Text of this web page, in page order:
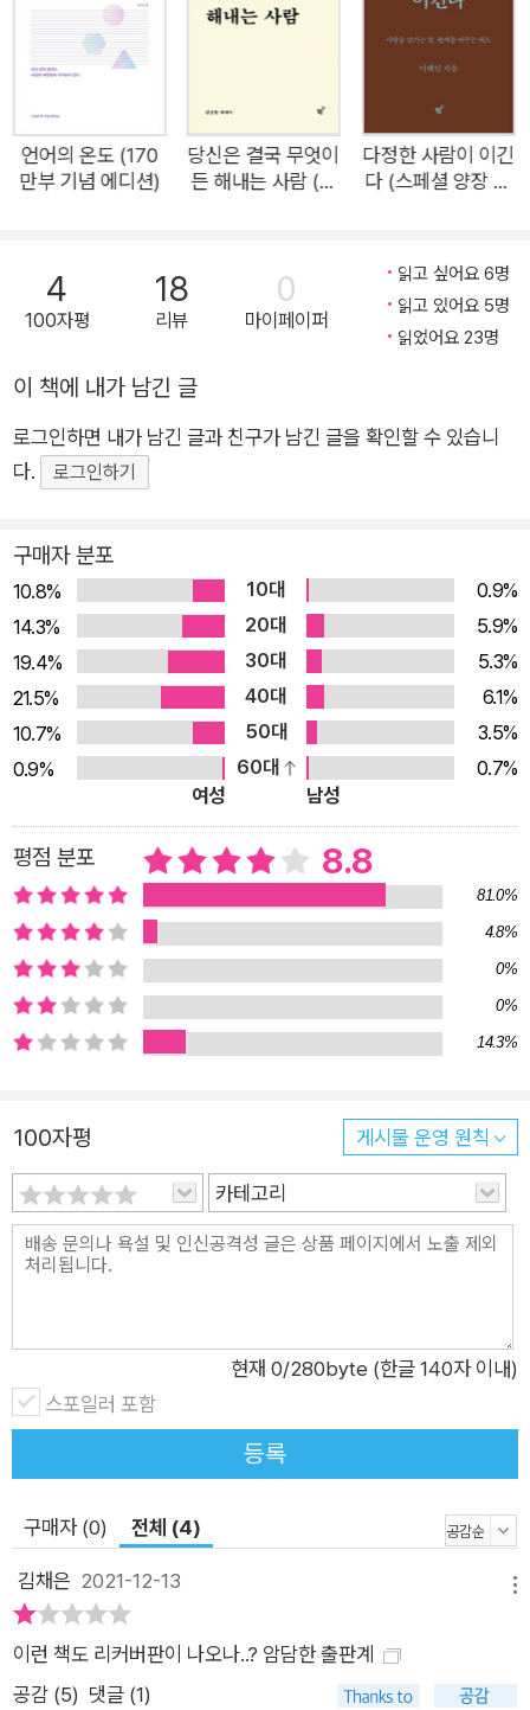
루가 지나가고 또 나를 힘들 게 하는 하루가 찾아온다. ‘열심히 사
는데 왜 늘 행복하지 않지?’ 라고 생각한적이 있다. 이 책을 읽으
며 그 이유를 명확히 알게 되었다. 책에서는 행복이란 내가 바라
보면 집중 되는 것이라고 말한다 집중될 때 마음이 편안해지고 집
중 되는 시간을 보낸 뒤에 만족감이라는 감정을 얻기 때문이다.
그러나 나는 현재 잘해야 하는 것만 있었고 내가 바라보면 집중
노력할 때 그 과정에서 실수하고 잘하지 못하는 나를 무조건 크게
자책하여 아무것도 하기 싫어하는 사람으로 만드는 것이 아니라
족하는 것이 무엇인지 알아가고 찾아갈 때 행복 할 수 있다는 걸
깨닫게 되었다. “바람에 흔들리지 않는 꽃은 없다. 그러나 꽃은
흔들려도 자신만의 향기를 잃지 않는다. 삶에서 불어오는 바람에
흔들릴 수는 있겠지만 당신도 자신만의 향기를 잃지 않는 사람이
자존감등 매 년 수천명의 고민을 마주하며 상담해온 저자의 책은
막연한 이야기가 담겨 있지 않다. 지금 당장 내 삶에 의욕을 불러
일으켜 주는 이야기 지금 당장 불안한 내 마음을 편안하게 해 줄
수 있는 이야기 혼자의 시간이 필요하다면 혼자의 시간을 가질 수
있는 용기, 매일 우울하고 불안한 내가 나를 힘들게 하는 마음에
서 벗어나 행복해질 수 있는 이야기가 담겨 있다 ‘넘어지고 일어
서기를 반복하겠지만 당신은 많은 것을 해낼 것입니다’, ‘너무 참
기만 하느라 지쳐버린 당신에게’, ‘내가 좋아하는 게 가장 나 다운
것’ 이렇게 총 3부로 구성된 이 책은 읽다 보면 불안한 마음이 편
안해 지는 것을 느낀다. 연인과 자주 싸워 힘들다면 서로가 행복
할 수 있는 연애를 위한 이야기 “나와 반대인 사람의 매력에 끌려
연애를 시작했다면 나와 반대여서 내가 좋아하는 점이 있는 반면
나와 안 맞는 점이 시간이 지나 보이기 시작합니다“ - 본문 중에
서 연애를 하다보면 처음에는 좋은 모습만 보여 상대에게 호감이
커져 연애를 시작하게 되지만 시간이 지날수록 내가 원하는 모습
서 점점 멀어지며 자주 싸우게 된다. 물론 이 때 내가 좋아하지 않
는 사람이면 그만 만나면 되겠지만 그 사람을 아직 좋아한다면 대
화가 안되는 게 너무 힘들고 계속 싸우게 되어 답답하고 앞으로
어떻게 하는 게 좋을지 몰라 고민에 빠지게 된다. 저자는 말한다.
사람은 저마다 자라 온 환경이 다르기 때문에 어른이 되어도 모두
삼각형과 네모가 함께 하면서 서로 찌르고 상처를 주고받지 않기
위해 서로의 모난 부분이 서로에게 맞게 깎여야 한다고 한다. 이
때 변하기 위한 ‘의지’ 가 있느냐에 따라 서로가 앞으로 함께 할
수 있을지 없을지를 결정하며 한쪽이라도 스스로 변하고 싶은 ‘의
인 연애로 끝날 가능성이 크다고 말한다. “사람은 누구나 좋아하
방에게 욕심낸다. 상대방이 내가 원하는 모습으로 바뀌어주기를
그것은 사랑이 아니고 욕심이다.“ - 본문 중에서 내가 그 사람을
정말 사랑하는지 알 수 있는 방법은 내가 그 사람의 아픔에 관심
이 있는가와 그 사람의 아픔을 내가 함께 짊어지고 나누고 싶은
언어의 온도 (170
만부 기념 에디션)
당신은 결국 무엇이
든 해내는 사람 (특
다정한 사람이 이긴
다 (스페셜 양장 리
4
100자평
18
리뷰
0
마이페이퍼
읽고 싶어요 6명
읽고 있어요 5명
읽었어요 23명
이 책에 내가 남긴 글
로그인하면 내가 남긴 글과 친구가 남긴 글을 확인할 수 있습니
다.
로그인하기
구매자 분포
10.8% 10대
0.9%
14.3%
20대
5.9%
19.4%
30대
5.3%
21.5%
40대
6.1%
10.7%
50대
3.5%
0.9%
60대
0.7%
여성
남성
평점 분포 8.8
81.0%
4.8%
0%
0%
14.3%
100자평 게시물 운영 원칙
카테고리
현재 0/280byte (한글 140자 이내)
스포일러 포함
등록
구매자 (0) 전체 (4)
김채은 2021-12-13
이런 책도 리커버판이 나오나..? 암담한 출판계
공감 (5) 댓글 (1)